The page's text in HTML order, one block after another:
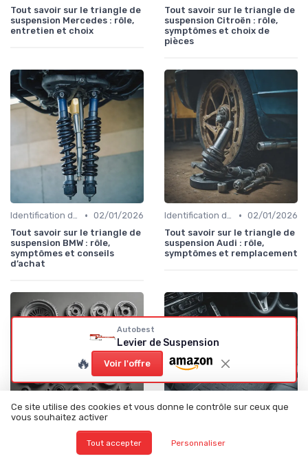
Tout savoir sur le triangle de
suspension Mercedes : rôle,
entretien et choix
Tout savoir sur le triangle de
suspension Citroën : rôle,
symptômes et choix de
pièces
Identification de la Pièce Nécessaire • 02/01/2026
Tout savoir sur le triangle de
suspension BMW : rôle,
symptômes et conseils
d’achat
Identification de la Pièce Nécessaire • 02/01/2026
Tout savoir sur le triangle de
suspension Audi : rôle,
symptômes et remplacement
•
01/01/2026
Tout savoir sur la
Autobest
Levier de Suspension
🔥 Voir l'offre
Ce site utilise des cookies et vous donne le contrôle sur ceux que
vous souhaitez activer
Tout accepter Personnaliser